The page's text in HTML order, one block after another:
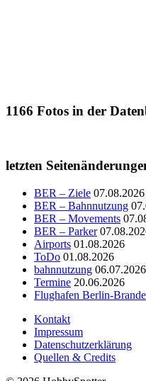
1166 Fotos in der
letzten
BER – Ziele 07.08.2026
BER – Bahnnutzung
BER – Movements
BER – Parker
Airports 01.08.2026
ToDo 01.08.2026
bahnnutzung 06.07.2026
Termine 20.06.2026
Flughafen Berlin-
Kontakt
Impressum
Datenschutzerklärung
Quellen & Credits